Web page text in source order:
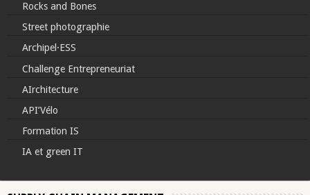
Rocks and Bones
Street photographie
Archipel·ESS
Challenge Entrepreneuriat
AIrchitecture
API’Vélo
Formation IS
IA et green IT